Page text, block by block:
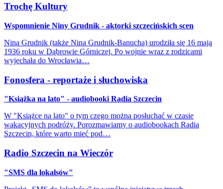
Trochę Kultury
Wspomnienie Niny Grudnik - aktorki szczecińskich scen
Nina Grudnik (także Nina Grudnik-Banucha) urodziła się 16 maja
1936 roku w Dąbrowie Górniczej. Po wojnie wraz z rodzicami
wyjechała do Wrocławia…
Fonosfera - reportaże i słuchowiska
"Książka na lato" - audiobooki Radia Szczecin
W "Książce na lato" o tym czego można posłuchać w czasie
wakacyjnych podróży. Porozmawiamy o audiobookach Radia
Szczecin, które warto mieć pod…
Radio Szczecin na Wieczór
"SMS dla lokalsów"